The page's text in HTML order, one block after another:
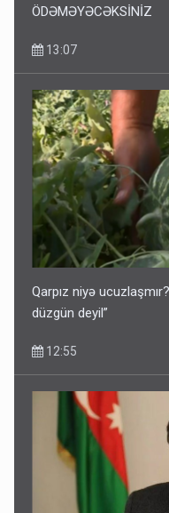
ÖDƏMƏYƏCƏKSİNİZ
13:07
Qarpız niyə
düzgün deyil”
12:55